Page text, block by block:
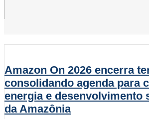
Amazon On 2026 encerra
consolidando agenda para
energia e desenvolvimento
da Amazônia